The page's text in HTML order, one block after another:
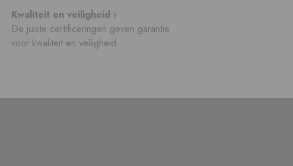
Kwaliteit en veiligheid ›
De juiste certificeringen geven garantie
voor kwaliteit en veiligheid.